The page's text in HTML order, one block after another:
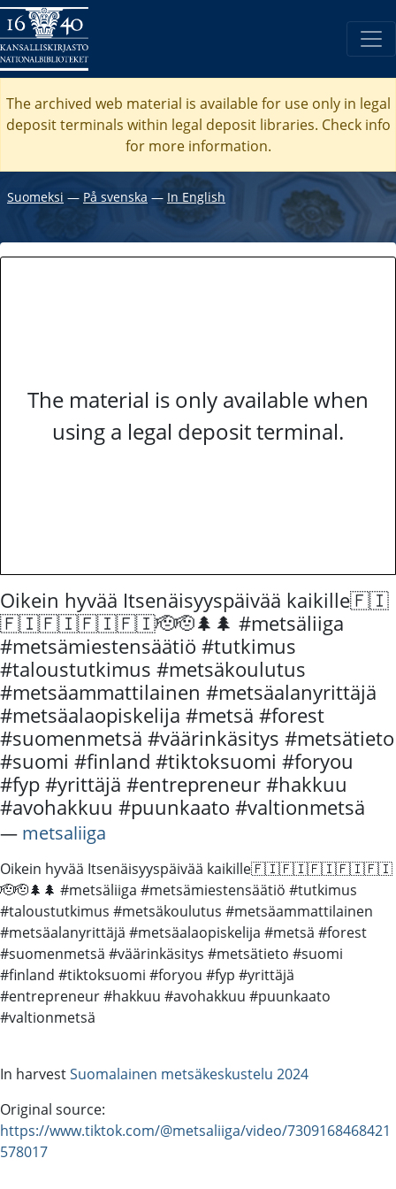
The archived web material is available for use only in legal
deposit terminals within legal deposit libraries. Check info
for more information.
Suomeksi ― På svenska ― In English
The material is only available when
using a legal deposit terminal.
Oikein hyvää Itsenäisyyspäivää kaikille🇫🇮
🇫🇮🇫🇮🇫🇮🇫🇮🫡🫡🌲🌲 #metsäliiga
#metsämiestensäätiö #tutkimus
#taloustutkimus #metsäkoulutus
#metsäammattilainen #metsäalanyrittäjä
#metsäalaopiskelija #metsä #forest
#suomenmetsä #väärinkäsitys #metsätieto
#suomi #finland #tiktoksuomi #foryou
#fyp #yrittäjä #entrepreneur #hakkuu
#avohakkuu #puunkaato #valtionmetsä
― metsaliiga
Oikein hyvää Itsenäisyyspäivää kaikille🇫🇮🇫🇮🇫🇮🇫🇮🇫🇮
🫡🫡🌲🌲 #metsäliiga #metsämiestensäätiö #tutkimus
#taloustutkimus #metsäkoulutus #metsäammattilainen
#metsäalanyrittäjä #metsäalaopiskelija #metsä #forest
#suomenmetsä #väärinkäsitys #metsätieto #suomi
#finland #tiktoksuomi #foryou #fyp #yrittäjä
#entrepreneur #hakkuu #avohakkuu #puunkaato
#valtionmetsä
In harvestSuomalainen metsäkeskustelu 2024
Original source:
https://www.tiktok.com/@metsaliiga/video/7309168468421
578017